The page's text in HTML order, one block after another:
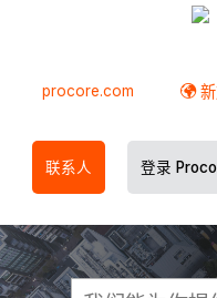
procore.com 新
联系人 登录